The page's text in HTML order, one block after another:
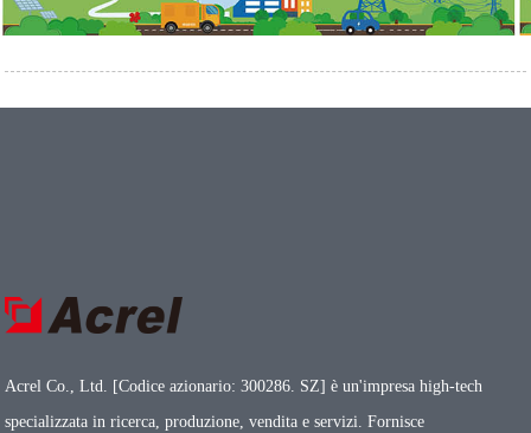
Acrel Co., Ltd. [Codice azionario: 300286. SZ] è un'impresa high-tech
specializzata in ricerca, produzione, vendita e servizi. Fornisce